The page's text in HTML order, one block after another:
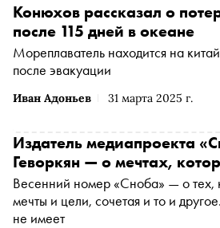
Иван Адоньев 31 марта 2025 г.
Конюхов рассказал о
после 115 дней в океане
Мореплаватель находится на
после эвакуации
Издатель медиапроекта
Геворкян — о мечтах,
Весенний номер «Сноба» — о тех,
мечты и цели, сочетая и то и
не имеет